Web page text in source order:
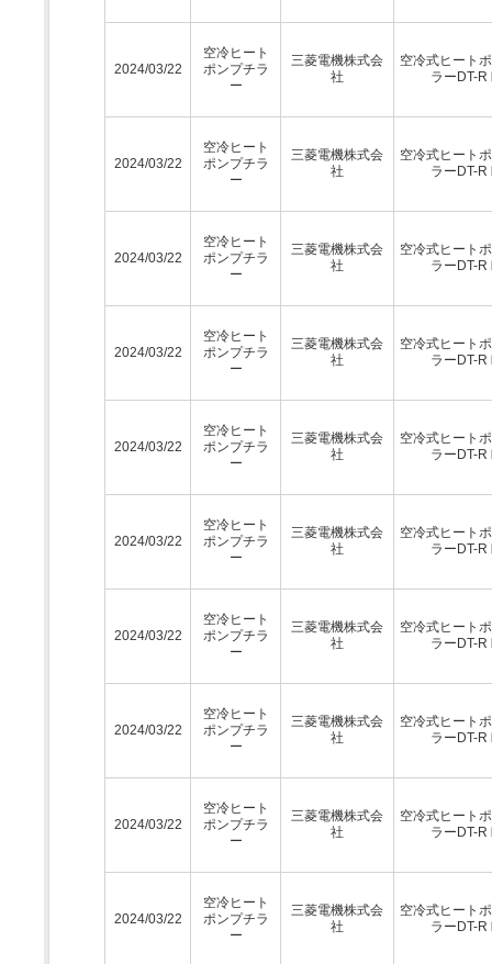
2024/03/22
空冷ヒート
ポンプチラ
ー
三菱電機株式会
社
空冷式ヒート
ラーDT-
2024/03/22
空冷ヒート
ポンプチラ
ー
三菱電機株式会
社
空冷式ヒート
ラーDT-
2024/03/22
空冷ヒート
ポンプチラ
ー
三菱電機株式会
社
空冷式ヒート
ラーDT-
2024/03/22
空冷ヒート
ポンプチラ
ー
三菱電機株式会
社
空冷式ヒート
ラーDT-
2024/03/22
空冷ヒート
ポンプチラ
ー
三菱電機株式会
社
空冷式ヒート
ラーDT-
2024/03/22
空冷ヒート
ポンプチラ
ー
三菱電機株式会
社
空冷式ヒート
ラーDT-
2024/03/22
空冷ヒート
ポンプチラ
ー
三菱電機株式会
社
空冷式ヒート
ラーDT-
2024/03/22
空冷ヒート
ポンプチラ
ー
三菱電機株式会
社
空冷式ヒート
ラーDT-
2024/03/22
空冷ヒート
ポンプチラ
ー
三菱電機株式会
社
空冷式ヒート
ラーDT-
2024/03/22
空冷ヒート
ポンプチラ
ー
三菱電機株式会
社
空冷式ヒート
ラーDT-